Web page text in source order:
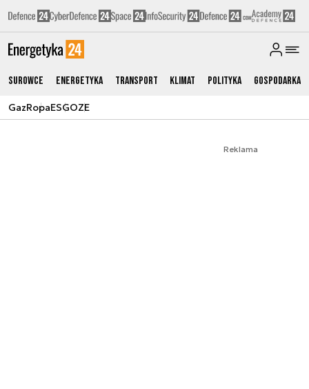
Surowce Energetyka Transport Klimat Polityka Gospodarka
GazRopaESGOZE
Reklama